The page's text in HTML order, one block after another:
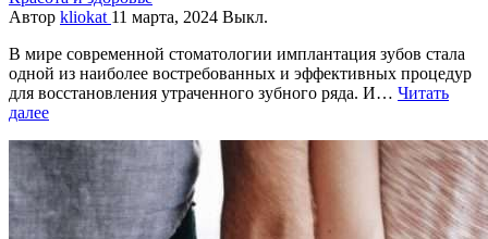
Автор kliokat 11 марта, 2024 Выкл.
В мире современной стоматологии имплантация зубов стала
одной из наиболее востребованных и эффективных процедур
для восстановления утраченного зубного ряда. И… Читать
далее